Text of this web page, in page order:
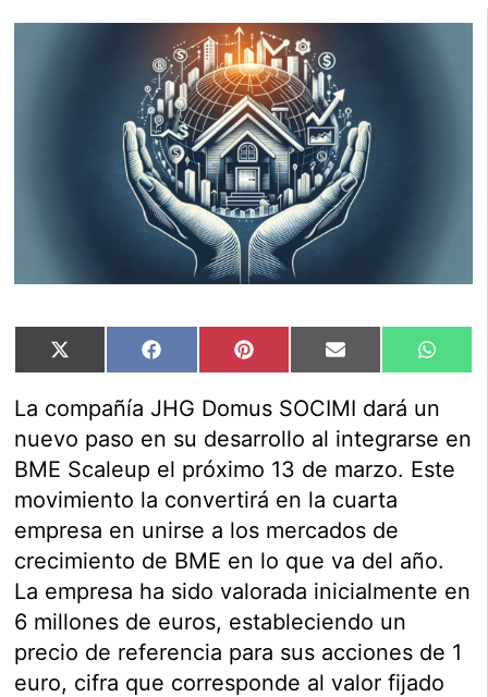
Compartir
en
X
(Twitter)
Compartir
en
Facebook Compartir
en
Pinterest Compartir
en
Email
en
La compañía JHG Domus SOCIMI dará un
nuevo paso en su desarrollo al integrarse en
BME Scaleup el próximo 13 de marzo. Este
movimiento la convertirá en la cuarta
empresa en unirse a los mercados de
crecimiento de BME en lo que va del año.
La empresa ha sido valorada inicialmente en
6 millones de euros, estableciendo un
precio de referencia para sus acciones de 1
euro, cifra que corresponde al valor fijado